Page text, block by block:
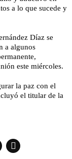
a lo que sucede y
Díaz se
a algunos
este miércoles.
la paz con el
el titular de la